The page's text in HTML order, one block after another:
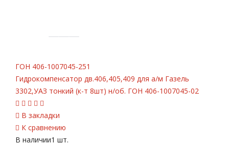
ГОН 406-1007045-251
Гидрокомпенсатор дв.406,405,409 для а/м Газель
3302,УАЗ тонкий (к-т 8шт) н/об. ГОН 406-1007045-02
В закладки
К сравнению
В наличии1 шт.